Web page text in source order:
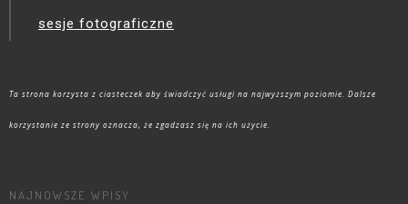
sesje fotograficzne
Ta strona korzysta z ciasteczek aby świadczyć usługi na najwyższym poziomie. Dalsze
korzystanie ze strony oznacza, że zgadzasz się na ich użycie.
NAJNOWSZE WPISY